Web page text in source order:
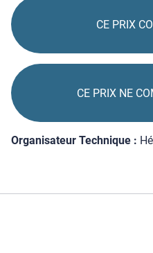
CE PRIX
CE PRIX NE
Organisateur Technique :